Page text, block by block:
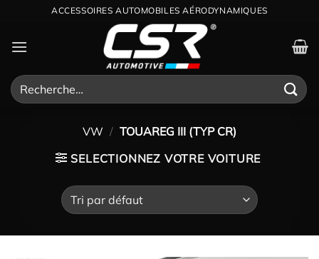
contenu
ACCESSOIRES AUTOMOBILES AÉRODYNAMIQUES
Recherche
pour :
VW / TOUAREG III (TYP CR)
SELECTIONNEZ VOTRE VOITURE